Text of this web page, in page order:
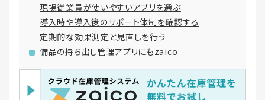
現場従業員が使いやすいアプリを選ぶ
導入時や導入後のサポート体制を確認する
定期的な効果測定と見直しを行う
備品の持ち出し管理アプリにもzaico